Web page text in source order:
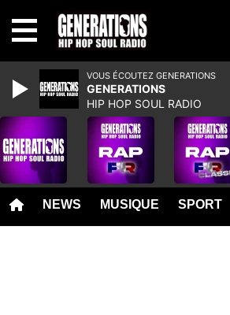
NEWS MUSIQUE SPORT
VOUS ÉCOUTEZ GENERATIONS
GENERATIONS
HIP HOP SOUL RADIO